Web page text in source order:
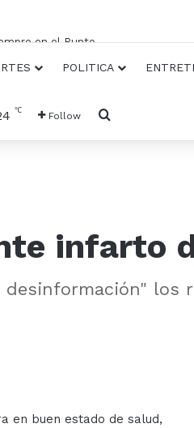
POLITICA
℃ Follow
infarto
los
en buen estado de salud,